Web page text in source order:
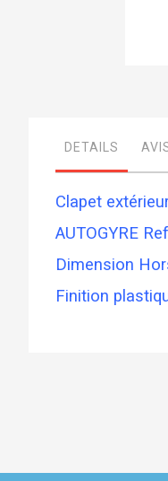
images
DETAILS
Clapet
AUTOGYRE
Dimension
Finition